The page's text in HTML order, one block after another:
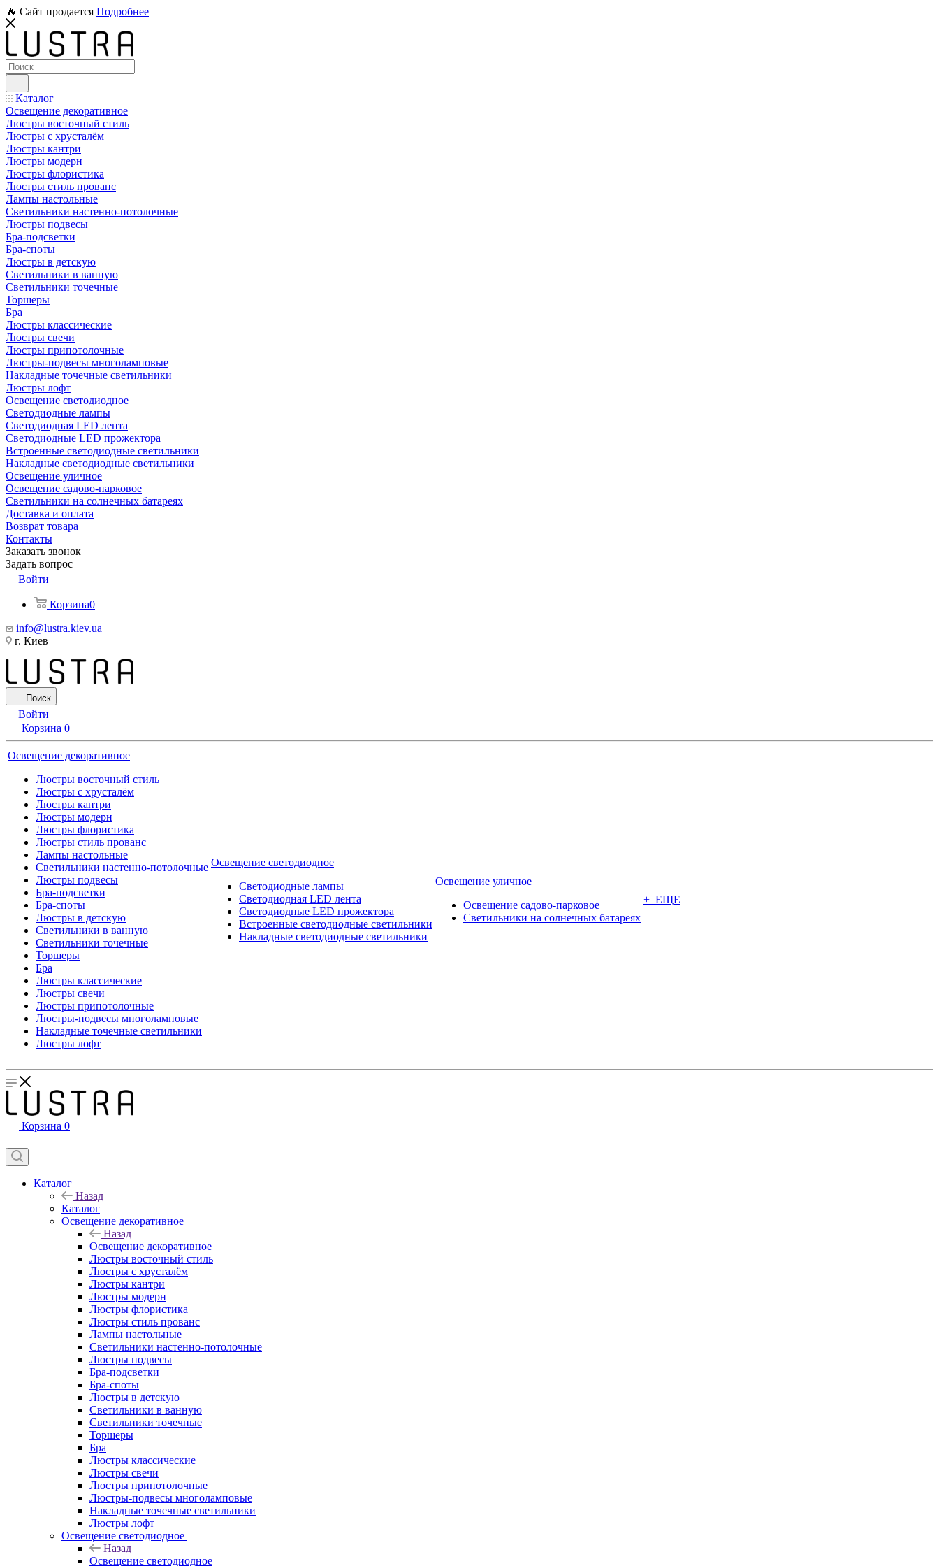
🔥 Сайт продается Подробнее
Каталог
Освещение декоративное
Люстры восточный стиль
Люстры с хрусталём
Люстры кантри
Люстры модерн
Люстры флористика
Люстры стиль прованс
Лампы настольные
Светильники настенно-потолочные
Люстры подвесы
Бра-подсветки
Бра-споты
Люстры в детскую
Светильники в ванную
Светильники точечные
Торшеры
Бра
Люстры классические
Люстры свечи
Люстры припотолочные
Люстры-подвесы многоламповые
Накладные точечные светильники
Люстры лофт
Освещение светодиодное
Светодиодные лампы
Светодиодная LED лента
Светодиодные LED прожектора
Встроенные светодиодные светильники
Накладные светодиодные светильники
Освещение уличное
Освещение садово-парковое
Светильники на солнечных батареях
Доставка и оплата
Возврат товара
Контакты
Заказать звонок
Задать вопрос
Войти
Корзина0
info@lustra.kiev.ua
г. Киев
Поиск
Войти
Корзина 0
Освещение декоративное
Люстры восточный стиль
Люстры с хрусталём
Люстры кантри
Люстры модерн
Люстры флористика
Люстры стиль прованс
Лампы настольные
Светильники настенно-потолочные
Люстры подвесы
Бра-подсветки
Бра-споты
Люстры в детскую
Светильники в ванную
Светильники точечные
Торшеры
Бра
Люстры классические
Люстры свечи
Люстры припотолочные
Люстры-подвесы многоламповые
Накладные точечные светильники
Люстры лофт
Освещение светодиодное
Светодиодные лампы
Светодиодная LED лента
Светодиодные LED прожектора
Встроенные светодиодные светильники
Накладные светодиодные светильники
Освещение уличное
Освещение садово-парковое
Светильники на солнечных батареях
+ ЕЩЕ
Корзина 0
Каталог
Назад
Каталог
Освещение декоративное
Назад
Освещение декоративное
Люстры восточный стиль
Люстры с хрусталём
Люстры кантри
Люстры модерн
Люстры флористика
Люстры стиль прованс
Лампы настольные
Светильники настенно-потолочные
Люстры подвесы
Бра-подсветки
Бра-споты
Люстры в детскую
Светильники в ванную
Светильники точечные
Торшеры
Бра
Люстры классические
Люстры свечи
Люстры припотолочные
Люстры-подвесы многоламповые
Накладные точечные светильники
Люстры лофт
Освещение светодиодное
Назад
Освещение светодиодное